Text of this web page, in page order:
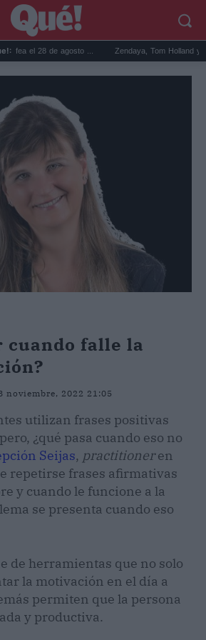
28 de agosto ... Zendaya, Tom Holland y
cuando falle la
noviembre, 2022 21:05
utilizan frases positivas
¿qué pasa cuando eso no
Seijas, practitioneren
repetirse frases afirmativas
y cuando le funcione a la
se presenta cuando eso
de herramientas que no solo
la motivación en el día a
permiten que la persona
y productiva.